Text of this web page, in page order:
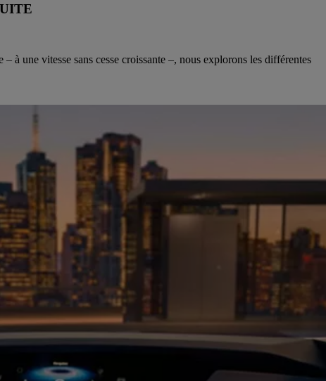
une vitesse sans cesse croissante –, nous explorons les différentes